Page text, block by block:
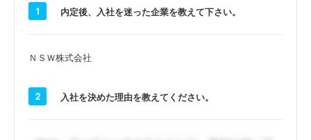
1 内定後、入社を迷った企業を教えて下さい。
ＮＳＷ株式会社
2 入社を決めた理由を教えてください。